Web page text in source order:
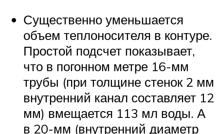
Существенно уменьшается
объем теплоносителя в контуре.
Простой подсчет показывает,
что в погонном метре 16-мм
трубы (при толщине стенок 2 мм
внутренний канал составляет 12
мм) вмещается 113 мл воды. А
в 20-мм (внутренний диаметр